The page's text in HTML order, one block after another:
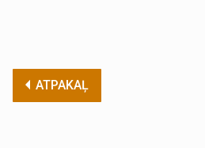
ATPAKAĻ